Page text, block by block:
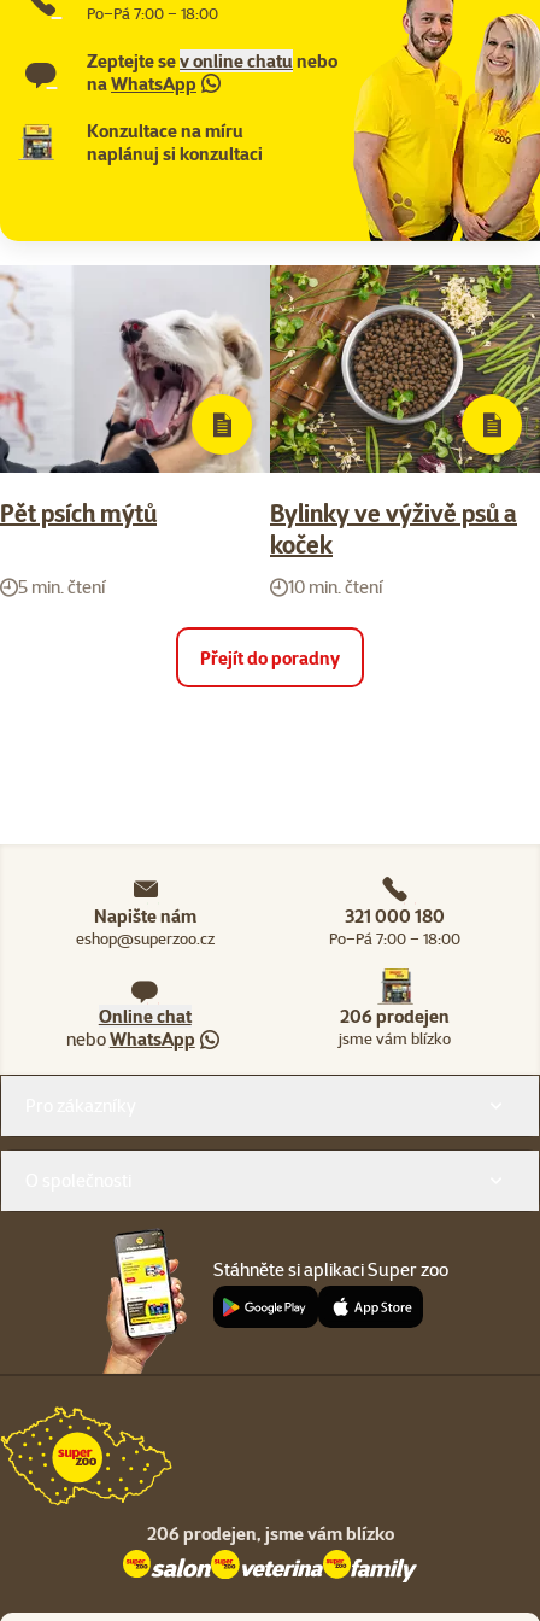
Po–Pá 7:00 – 18:00
Zeptejte sev online chatunebo
naWhatsApp
Konzultace na míru
naplánuj si konzultaci
Pět psích mýtů
5 min. čtení
Bylinky ve výživě psů a
koček
10 min. čtení
Přejít do poradny
Napište nám
eshop@superzoo.cz
321 000 180
Po–Pá 7:00 – 18:00
Online chat
neboWhatsApp
206 prodejen
jsme vám blízko
Stáhněte si aplikaci Super zoo
206 prodejen, jsme vám blízko